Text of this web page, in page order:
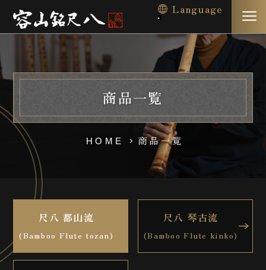
Language
商品一覧
HOME 商品一覧
尺八 都山流
(Bamboo Flute tozan)
尺八 琴古流
(Bamboo Flute kinko)